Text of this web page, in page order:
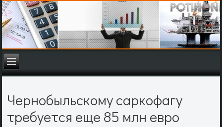
Чернобыльскому саркофагу
требуется еще 85 млн евро